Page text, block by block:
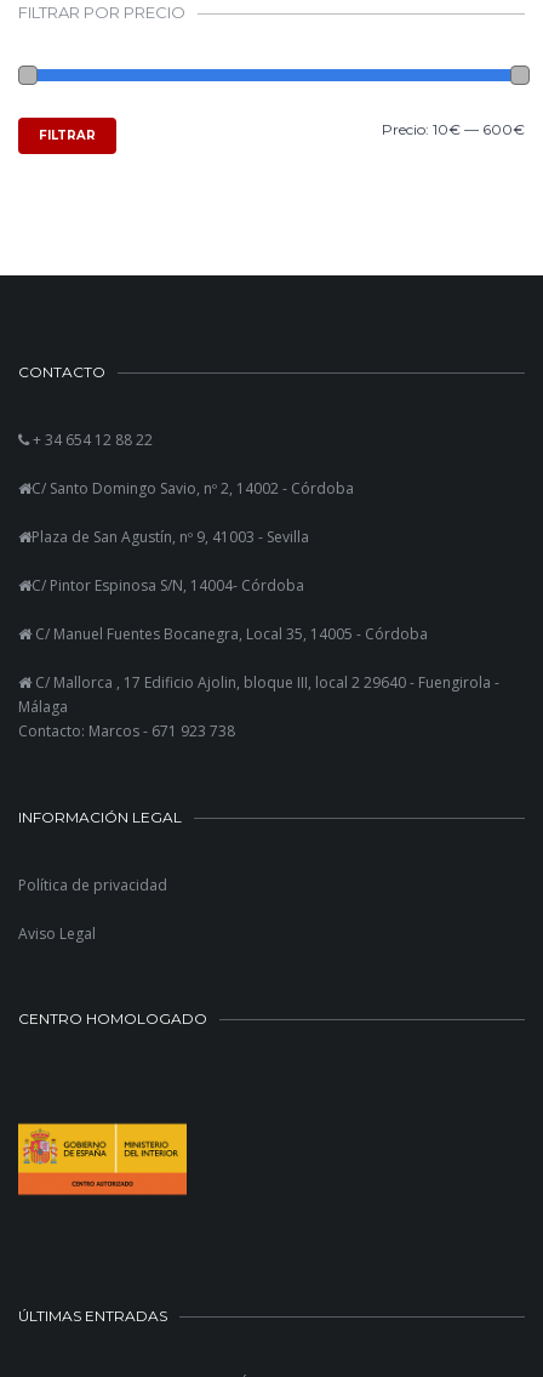
FILTRAR POR PRECIO
FILTRAR Precio: 10€ — 600€
CONTACTO
+ 34 654 12 88 22
C/ Santo Domingo Savio, nº 2, 14002 - Córdoba
Plaza de San Agustín, nº 9, 41003 - Sevilla
C/ Pintor Espinosa S/N, 14004- Córdoba
C/ Manuel Fuentes Bocanegra, Local 35, 14005 - Córdoba
C/ Mallorca , 17 Edificio Ajolin, bloque III, local 2 29640 - Fuengirola -
Málaga
Contacto: Marcos - 671 923 738
INFORMACIÓN LEGAL
Política de privacidad
Aviso Legal
CENTRO HOMOLOGADO
ÚLTIMAS ENTRADAS